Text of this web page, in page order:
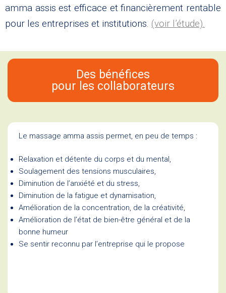
amma assis est efficace et financièrement rentable
pour les entreprises et institutions. (voir l’étude).
Des bénéfices
pour les collaborateurs
Le massage amma assis permet, en peu de temps :
Relaxation et détente du corps et du mental,
Soulagement des tensions musculaires,
Diminution de l’anxiété et du stress,
Diminution de la fatigue et dynamisation,
Amélioration de la concentration, de la créativité,
Amélioration de l’état de bien-être général et de la
bonne humeur
Se sentir reconnu par l’entreprise qui le propose